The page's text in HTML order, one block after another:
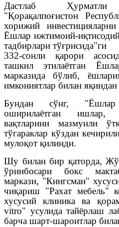
Дастлаб Ҳурматли
"Қорақалпоғистон
хорижий
Ёшлар ижтимоий-
тадбирлари тўғрисида"ги
332-сонли қарори
ташкил этилаётган
марказида бўлиб,
имкониятлар билан
Бундан сўнг, "Ёшлар
оширилаётган ишлар,
вақтларини мазмунли
тўгараклар кўздан
мулоқот қилинди.
Шу билан бир қаторда,
ўринбосари бокс
маркази, "Кингсман"
чиқариш "Рахат мебель"
хусусий клиника ва
vitro" усулида тайёрлаш
барча шарт-шароитлар